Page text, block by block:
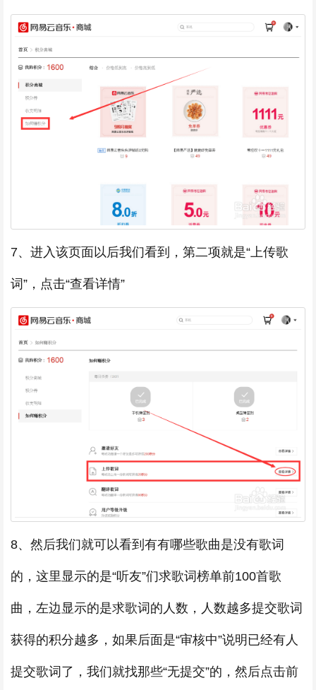
7、进入该页面以后我们看到，第二项就是“上传歌
词”，点击“查看详情”
8、然后我们就可以看到有有哪些歌曲是没有歌词
的，这里显示的是“听友”们求歌词榜单前100首歌
曲，左边显示的是求歌词的人数，人数越多提交歌词
获得的积分越多，如果后面是“审核中”说明已经有人
提交歌词了，我们就找那些“无提交”的，然后点击前